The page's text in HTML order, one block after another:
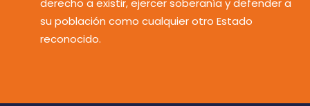
derecho a existir, ejercer soberanía y defender a
su población como cualquier otro Estado
reconocido.